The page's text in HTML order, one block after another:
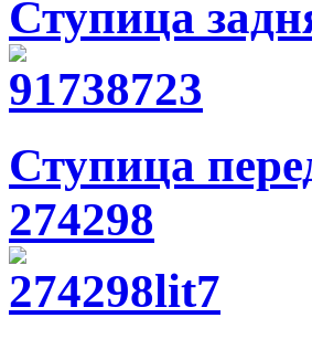
Ступица
Ступица
274298